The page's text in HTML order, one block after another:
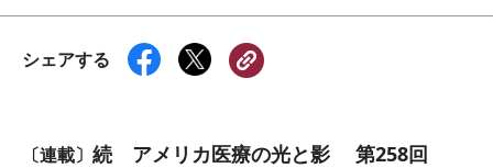
シェアする
〔連載〕 続 アメリカ医療の光と影 第258回